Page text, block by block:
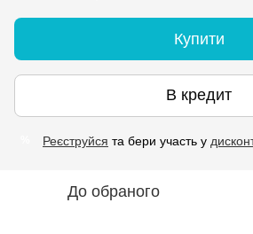
Купити
В кредит
Реєструйся та бери участь у
До обраного